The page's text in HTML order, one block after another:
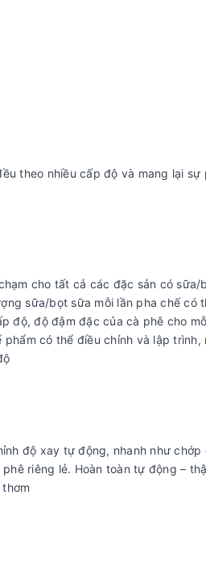
theo nhiều cấp độ và mang lại sự
cho tất cả các đặc sản có sữa/
sữa/bọt sữa mỗi lần pha chế có
độ, độ đậm đặc của cà phê cho
có thể điều chỉnh và lập trình,
độ xay tự động, nhanh như chớp
riêng lẻ. Hoàn toàn tự động –